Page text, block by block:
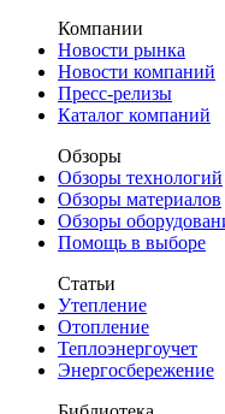
Компании
Новости рынка
Новости компаний
Пресс-релизы
Каталог компаний
Обзоры
Обзоры технологий
Обзоры материалов
Обзоры
Помощь в выборе
Статьи
Утепление
Отопление
Теплоэнергоучет
Энергосбережение